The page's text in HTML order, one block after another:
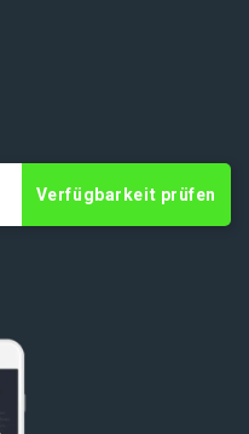
Verfügbarkeit prüfen